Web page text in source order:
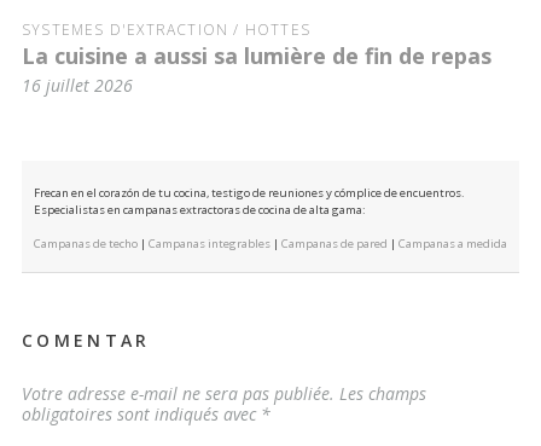
SYSTÈMES D'EXTRACTION / HOTTES
La cuisine a aussi sa lumière de fin de repas
16 juillet 2026
Frecan en el corazón de tu cocina, testigo de reuniones y cómplice de encuentros.
Especialistas en campanas extractoras de cocina de alta gama:
Campanas de techo | Campanas integrables | Campanas de pared | Campanas a medida
COMENTAR
Votre adresse e-mail ne sera pas publiée. Les champs
obligatoires sont indiqués avec *